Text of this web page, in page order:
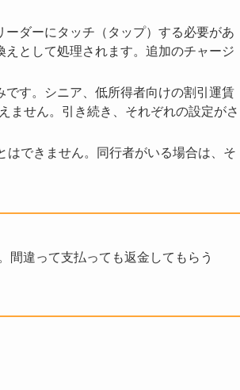
ーダーにタッチ（タップ）する必要があ
として処理されます。追加のチャージ
です。シニア、低所得者向けの割引運賃
ません。引き続き、それぞれの設定がさ
はできません。同行者がいる場合は、そ
間違って支払っても返金してもらう